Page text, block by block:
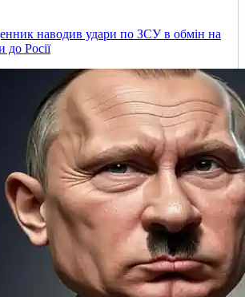
наводив удари по ЗСУ в обмін на
до Росії